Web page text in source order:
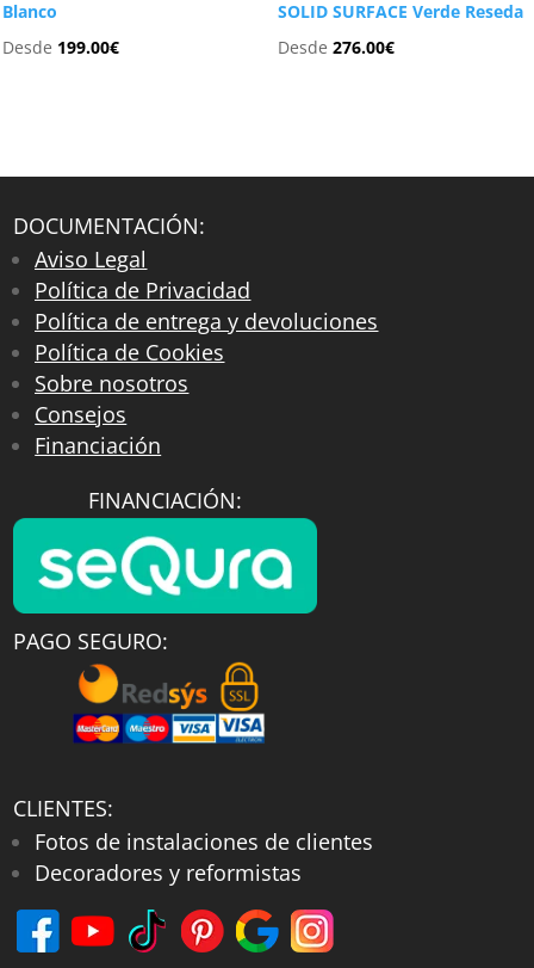
Blanco
Desde 199.00€
SOLID SURFACE Verde Reseda
Desde 276.00€
DOCUMENTACIÓN:
Aviso Legal
Política de Privacidad
Política de entrega y devoluciones
Política de Cookies
Sobre nosotros
Consejos
Financiación
FINANCIACIÓN:
PAGO SEGURO:
CLIENTES:
Fotos de instalaciones de clientes
Decoradores y reformistas